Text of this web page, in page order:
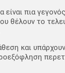
είναι πια
θέλουν το
και